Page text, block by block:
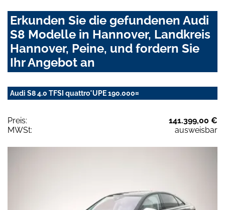
Erkunden Sie die gefundenen Audi
S8 Modelle in Hannover, Landkreis
Hannover, Peine, und fordern Sie
Ihr Angebot an
Audi S8 4.0 TFSI quattro*UPE 190.000¤
Preis:
141.399,00 €
MWSt:
ausweisbar